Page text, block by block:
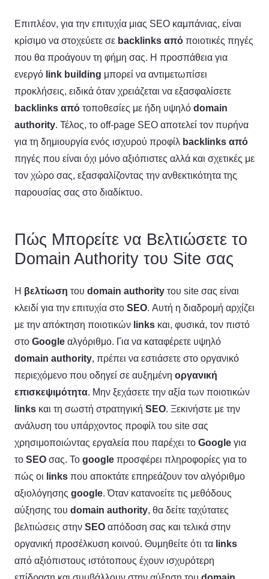
Επιπλέον, για την επιτυχία μιας SEO καμπάνιας, είναι
κρίσιμο να στοχεύετε σε backlinks από ποιοτικές πηγές
που θα προάγουν τη φήμη σας. Η προσπάθεια για
ενεργό link building μπορεί να αντιμετωπίσει
προκλήσεις, ειδικά όταν χρειάζεται να εξασφαλίσετε
backlinks από τοποθεσίες με ήδη υψηλό domain
authority. Τέλος, το off-page SEO αποτελεί τον πυρήνα
για τη δημιουργία ενός ισχυρού προφίλ backlinks από
πηγές που είναι όχι μόνο αξιόπιστες αλλά και σχετικές με
τον χώρο σας, εξασφαλίζοντας την ανθεκτικότητα της
παρουσίας σας στο διαδίκτυο.
Πώς Μπορείτε να Βελτιώσετε το
Domain Authority του Site σας
Η βελτίωση του domain authority του site σας είναι
κλειδί για την επιτυχία στο SEO. Αυτή η διαδρομή αρχίζει
με την απόκτηση ποιοτικών links και, φυσικά, τον πιστό
στο Google αλγόριθμο. Για να καταφέρετε υψηλό
domain authority, πρέπει να εστιάσετε στο οργανικό
περιεχόμενο που οδηγεί σε αυξημένη οργανική
επισκεψιμότητα. Μην ξεχάσετε την αξία των ποιοτικών
links και τη σωστή στρατηγική SEO. Ξεκινήστε με την
ανάλυση του υπάρχοντος προφίλ του site σας
χρησιμοποιώντας εργαλεία που παρέχει το Google για
το SEO σας. Το google προσφέρει πληροφορίες για το
πώς οι links που αποκτάτε επηρεάζουν τον αλγόριθμο
αξιολόγησης google. Όταν κατανοείτε τις μεθόδους
αύξησης του domain authority, θα δείτε ταχύτατες
βελτιώσεις στην SEO απόδοση σας και τελικά στην
οργανική προσέλκυση κοινού. Θυμηθείτε ότι τα links
από αξιόπιστους ιστότοπους έχουν ισχυρότερη